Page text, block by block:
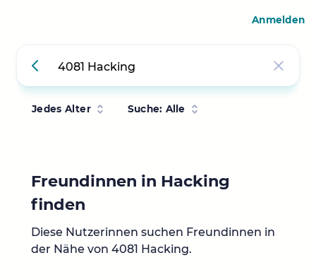
Jedes Alter Suche: Alle
Freundinnen in Hacking
finden
Diese Nutzerinnen suchen Freundinnen in
der Nähe von 4081 Hacking.
Anmelden